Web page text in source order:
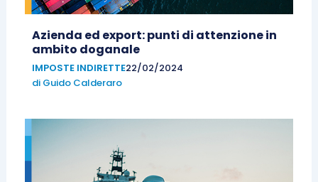
Azienda ed export: punti di attenzione in
ambito doganale
IMPOSTE INDIRETTE22/02/2024
di Guido Calderaro